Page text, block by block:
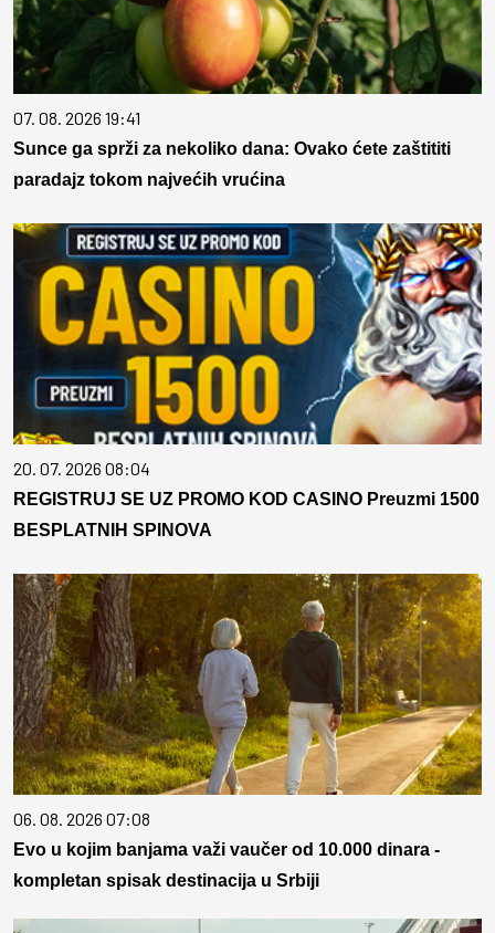
07. 08. 2026 19:41
Sunce ga sprži za nekoliko dana: Ovako ćete zaštititi
paradajz tokom najvećih vrućina
20. 07. 2026 08:04
REGISTRUJ SE UZ PROMO KOD CASINO Preuzmi 1500
BESPLATNIH SPINOVA
06. 08. 2026 07:08
Evo u kojim banjama važi vaučer od 10.000 dinara -
kompletan spisak destinacija u Srbiji